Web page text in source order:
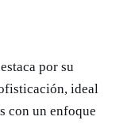
por su
ideal
con un enfoque